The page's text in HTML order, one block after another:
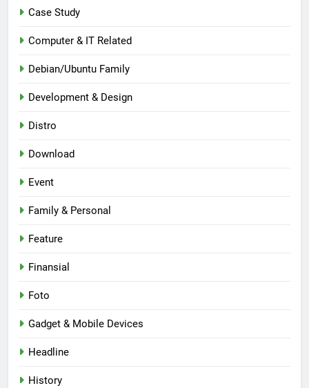
Case Study
Computer & IT Related
Debian/Ubuntu Family
Development & Design
Distro
Download
Event
Family & Personal
Feature
Finansial
Foto
Gadget & Mobile Devices
Headline
History